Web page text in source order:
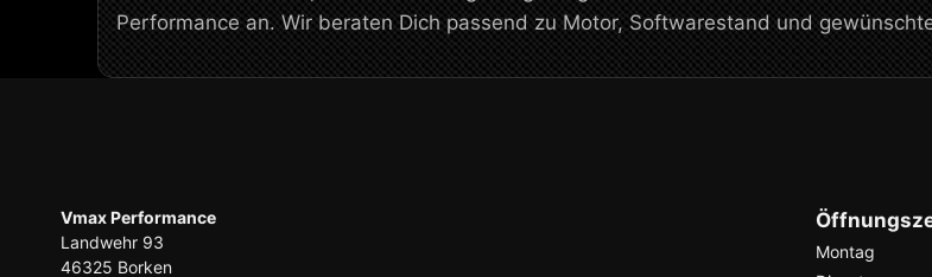
Performance an. Wir beraten Dich passend zu Motor, Softwarestand und
Vmax Performance
Landwehr 93
46325 Borken
Montag